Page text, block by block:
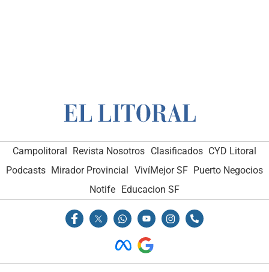
Campolitoral Revista Nosotros Clasificados CYD Litoral
Podcasts Mirador Provincial VivíMejor SF Puerto Negocios
Notife Educacion SF